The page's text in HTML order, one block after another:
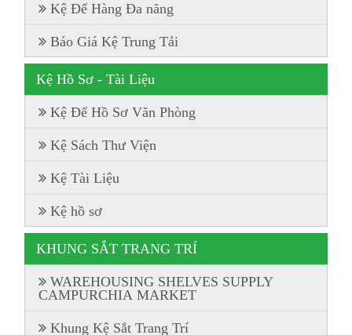
Kệ Để Hàng Đa năng
Báo Giá Kệ Trung Tải
Kệ Hồ Sơ - Tài Liệu
Kệ Để Hồ Sơ Văn Phòng
Kệ Sách Thư Viện
Kệ Tài Liệu
Kệ hồ sơ
KHUNG SẮT TRANG TRÍ
WAREHOUSING SHELVES SUPPLY
CAMPURCHIA MARKET
Khung Kệ Sắt Trang Trí